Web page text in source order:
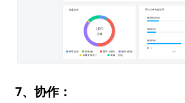
7、协作：